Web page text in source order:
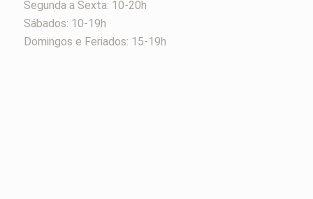
Segunda a Sexta: 10-20h
Sábados: 10-19h
Domingos e Feriados: 15-19h